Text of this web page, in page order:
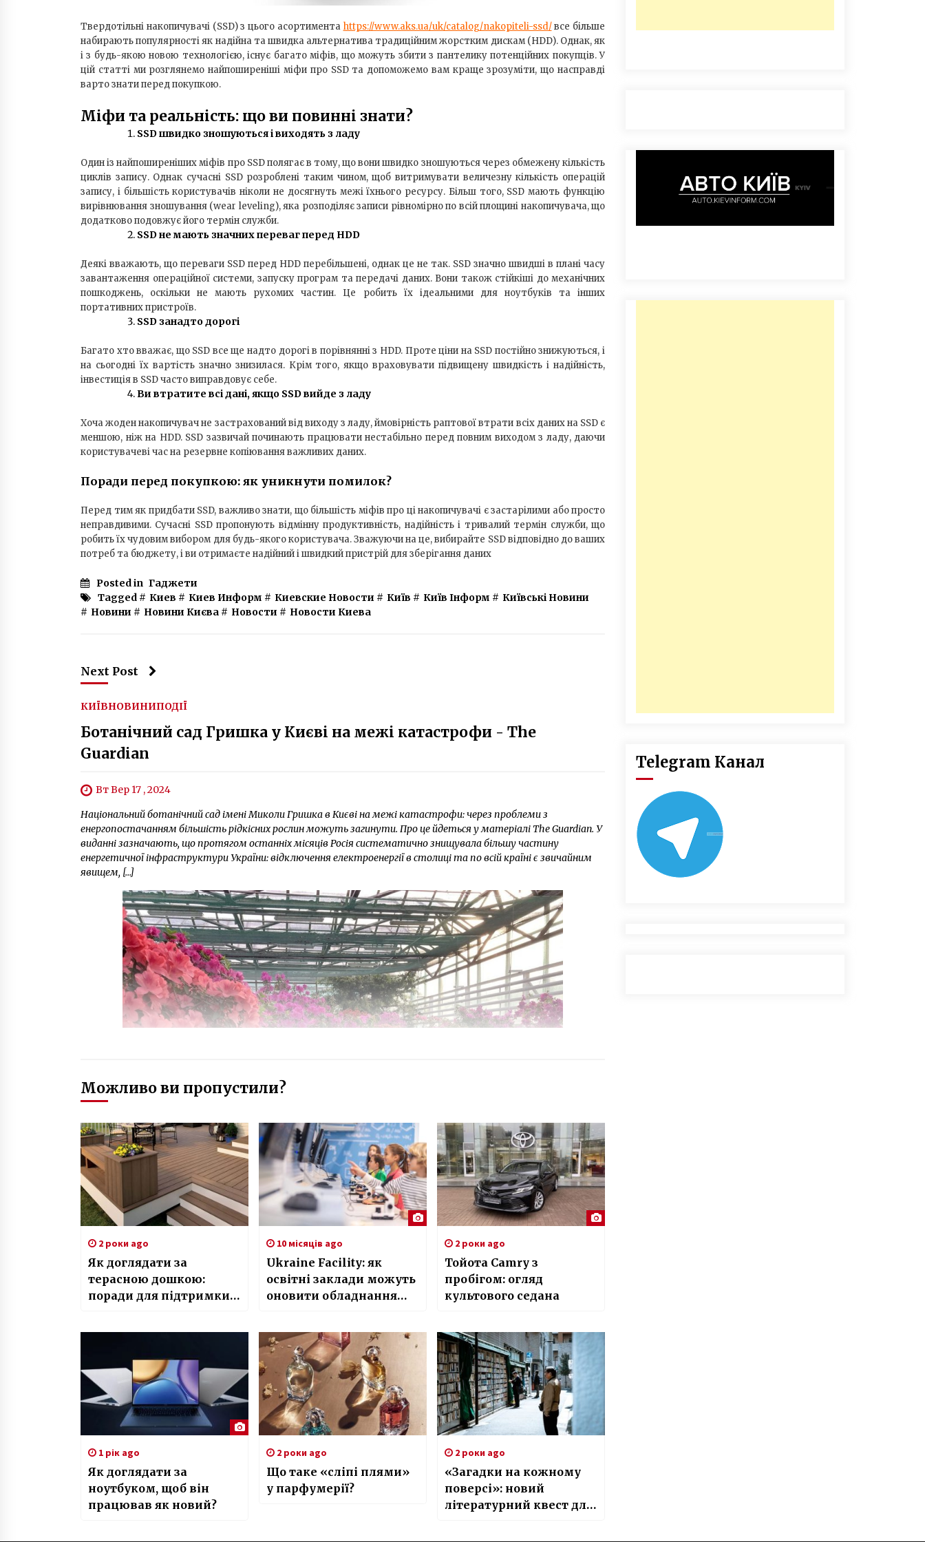
Твердотільні накопичувачі (SSD) з цього асортимента https://www.aks.ua/uk/catalog/nakopiteli-ssd/все більше
набирають популярності як надійна та швидка альтернатива традиційним жорстким дискам (HDD). Однак, як
і з будь-якою новою технологією, існує багато міфів, що можуть збити з пантелику потенційних покупців. У
цій статті ми розглянемо найпоширеніші міфи про SSD та допоможемо вам краще зрозуміти, що насправді
варто знати перед покупкою.
Міфи та реальність: що ви повинні знати?
SSD швидко зношуються і виходять з ладу
Один із найпоширеніших міфів про SSD полягає в тому, що вони швидко зношуються через обмежену кількість
циклів запису. Однак сучасні SSD розроблені таким чином, щоб витримувати величезну кількість операцій
запису, і більшість користувачів ніколи не досягнуть межі їхнього ресурсу. Більш того, SSD мають функцію
вирівнювання зношування (wear leveling), яка розподіляє записи рівномірно по всій площині накопичувача, що
додатково подовжує його термін служби.
SSD не мають значних переваг перед HDD
Деякі вважають, що переваги SSD перед HDD перебільшені, однак це не так. SSD значно швидші в плані часу
завантаження операційної системи, запуску програм та передачі даних. Вони також стійкіші до механічних
пошкоджень, оскільки не мають рухомих частин. Це робить їх ідеальними для ноутбуків та інших
портативних пристроїв.
SSD занадто дорогі
Багато хто вважає, що SSD все ще надто дорогі в порівнянні з HDD. Проте ціни на SSD постійно знижуються, і
на сьогодні їх вартість значно знизилася. Крім того, якщо враховувати підвищену швидкість і надійність,
інвестиція в SSD часто виправдовує себе.
Ви втратите всі дані, якщо SSD вийде з ладу
Хоча жоден накопичувач не застрахований від виходу з ладу, ймовірність раптової втрати всіх даних на SSD є
меншою, ніж на HDD. SSD зазвичай починають працювати нестабільно перед повним виходом з ладу, даючи
користувачеві час на резервне копіювання важливих даних.
Поради перед покупкою: як уникнути помилок?
Перед тим як придбати SSD, важливо знати, що більшість міфів про ці накопичувачі є застарілими або просто
неправдивими. Сучасні SSD пропонують відмінну продуктивність, надійність і тривалий термін служби, що
робить їх чудовим вибором для будь-якого користувача. Зважуючи на це, вибирайте SSD відповідно до ваших
потреб та бюджету, і ви отримаєте надійний і швидкий пристрій для зберігання даних
Posted in Гаджети
Tagged # Киев # Киев Информ # Киевские Новости # Київ # Київ Інформ # Київські Новини
# Новини # Новини Києва # Новости # Новости Киева
Next Post
КИЇВНОВИНИПОДІЇ
Ботанічний сад Гришка у Києві на межі катастрофи - The
Guardian
Вт Вер 17 , 2024
Національний ботанічний сад імені Миколи Гришка в Києві на межі катастрофи: через проблеми з
енергопостачанням більшість рідкісних рослин можуть загинути. Про це йдеться у матеріалі The Guardian. У
виданні зазначають, що протягом останніх місяців Росія систематично знищувала більшу частину
енергетичної інфраструктури України: відключення електроенергії в столиці та по всій країні є звичайним
явищем, […]
Можливо ви пропустили?
2 роки ago
Як доглядати за
терасною дошкою:
поради для підтримки
функціональності
10 місяців ago
Ukraine Facility: як
освітні заклади можуть
оновити обладнання
2 роки ago
Тойота Camry з
пробігом: огляд
культового седана
1 рік ago
Як доглядати за
ноутбуком, щоб він
працював як новий?
2 роки ago
Що таке «сліпі плями»
у парфумерії?
2 роки ago
«Загадки на кожному
поверсі»: новий
літературний квест для
Telegram Канал